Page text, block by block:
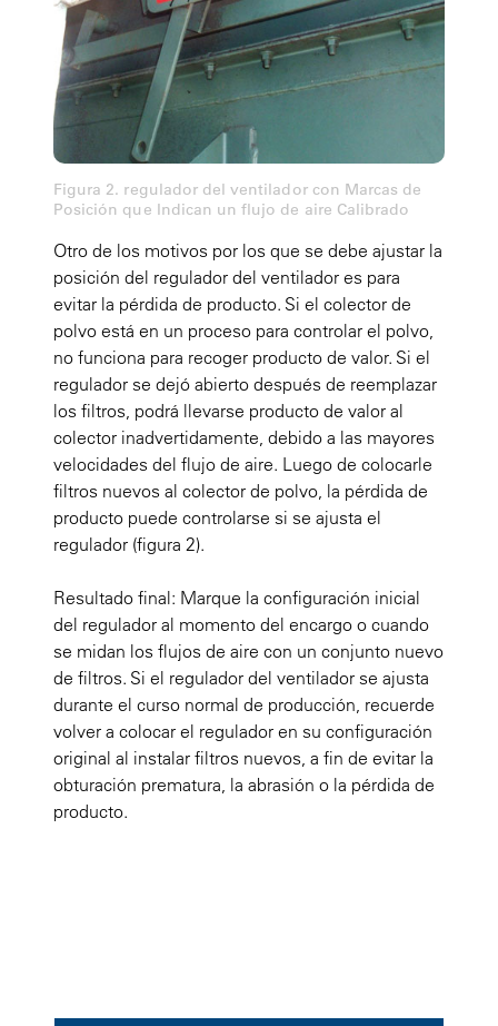
Figura 2. regulador del ventilador con Marcas de
Posición que Indican un flujo de aire Calibrado
Otro de los motivos por los que se debe ajustar la
posición del regulador del ventilador es para
evitar la pérdida de producto. Si el colector de
polvo está en un proceso para controlar el polvo,
no funciona para recoger producto de valor. Si el
regulador se dejó abierto después de reemplazar
los filtros, podrá llevarse producto de valor al
colector inadvertidamente, debido a las mayores
velocidades del flujo de aire. Luego de colocarle
filtros nuevos al colector de polvo, la pérdida de
producto puede controlarse si se ajusta el
regulador (figura 2).
Resultado final: Marque la configuración inicial
del regulador al momento del encargo o cuando
se midan los flujos de aire con un conjunto nuevo
de filtros. Si el regulador del ventilador se ajusta
durante el curso normal de producción, recuerde
volver a colocar el regulador en su configuración
original al instalar filtros nuevos, a fin de evitar la
obturación prematura, la abrasión o la pérdida de
producto.